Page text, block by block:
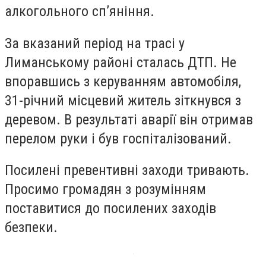
алкогольного сп’яніння.
За вказаний період на трасі у
Лиманському районі сталась ДТП. Не
впоравшись з керуванням автомобіля,
31-річний місцевий житель зіткнувся з
деревом. В результаті аварії він отримав
перелом руки і був госпіталізований.
Посилені превентивні заходи тривають.
Просимо громадян з розумінням
поставитися до посилених заходів
безпеки.